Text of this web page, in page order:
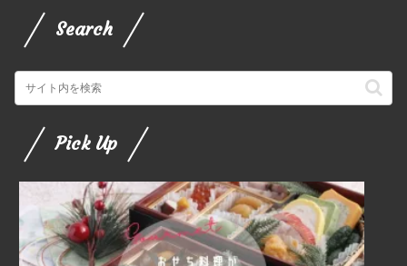
Search
Pick Up